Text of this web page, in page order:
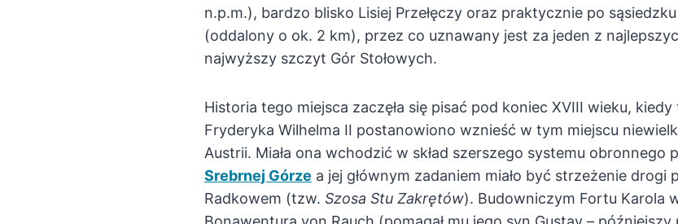
n.p.m.), bardzo blisko Lisiej Przełęczy oraz praktycznie po
(oddalony o ok. 2 km), przez co uznawany jest za jeden z
najwyższy szczyt Gór Stołowych.
Historia tego miejsca zaczęła się pisać pod koniec XVIII wieku,
Fryderyka Wilhelma II postanowiono wznieść w tym miejscu
Austrii. Miała ona wchodzić w skład szerszego systemu obronnego
Srebrnej Górze a jej głównym zadaniem miało być strzeżenie drogi
Radkowem (tzw. Szosa Stu Zakrętów). Budowniczym Fortu Karola